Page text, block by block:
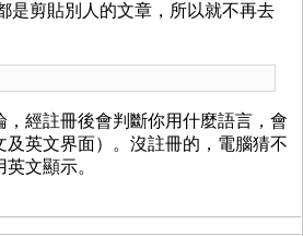
是剪貼別人的文章，所以就不再去
經註冊後會判斷你用什麼語言，會
英文界面）。沒註冊的，電腦猜不
文顯示。